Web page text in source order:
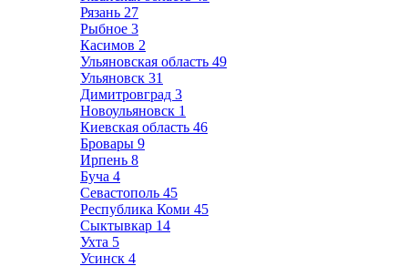
Рязань 27
Рыбное 3
Касимов 2
Ульяновская область 49
Ульяновск 31
Димитровград 3
Новоульяновск 1
Киевская область 46
Бровары 9
Ирпень 8
Буча 4
Севастополь 45
Республика Коми 45
Сыктывкар 14
Ухта 5
Усинск 4